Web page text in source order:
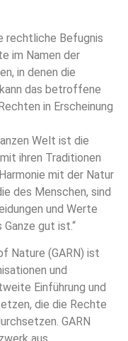
rechtliche Befugnis
im Namen der
in denen die
das betroffene
in Erscheinung
Welt ist die
ihren Traditionen
mit der Natur
des Menschen, sind
und Werte
gut ist.“
Nature (GARN) ist
und
Einführung und
die die Rechte
GARN